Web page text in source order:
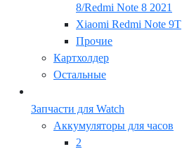
8/Redmi Note 8 2021
Xiaomi Redmi Note 9T
Прочие
Картхолдер
Остальные
Запчасти для Watch
Аккумуляторы для часов
2